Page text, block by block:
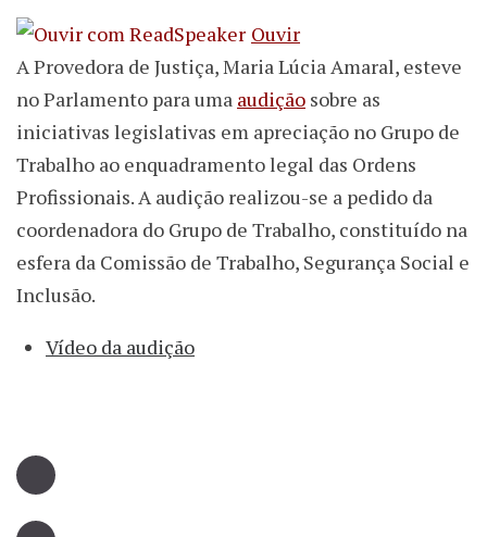
Ouvir
A Provedora de Justiça, Maria Lúcia Amaral, esteve
no Parlamento para uma audição sobre as
iniciativas legislativas em apreciação no Grupo de
Trabalho ao enquadramento legal das Ordens
Profissionais. A audição realizou-se a pedido da
coordenadora do Grupo de Trabalho, constituído na
esfera da Comissão de Trabalho, Segurança Social e
Inclusão.
Vídeo da audição